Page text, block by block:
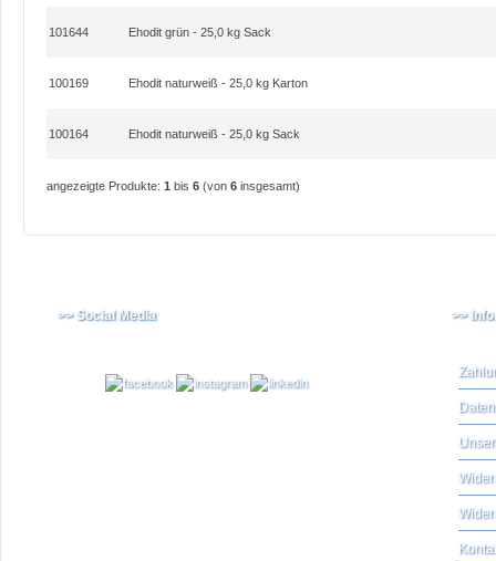
101644 Ehodit grün - 25,0 kg Sack
100169 Ehodit naturweiß - 25,0 kg Karton
100164 Ehodit naturweiß - 25,0 kg Sack
angezeigte Produkte: 1 bis 6 (von 6 insgesamt)
>> Social Media >>